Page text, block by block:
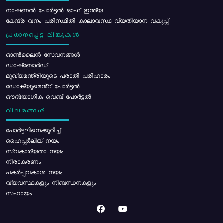
നാഷണൽ പോർട്ടൽ ഓഫ് ഇന്ത്യ
കേന്ദ്ര വനം പരിസ്ഥിതി കാലാവസ്ഥ വ്യതിയാന വകുപ്പ്
പ്രധാനപ്പെട്ട ലിങ്കുകൾ
ഓൺലൈൻ സേവനങ്ങൾ
ഡാഷ്ബോർഡ്
മുഖ്യമന്ത്രിയുടെ പരാതി പരിഹാരം
ഡോക്യുമെൻ്റ് പോർട്ടൽ
ഔദ്യോഗിക വെബ് പോർട്ടൽ
വിവരങ്ങൾ
പോര്‍ട്ടലിനെക്കുറിച്ച്
ഹൈപ്പർലിങ്ക് നയം
സ്വകാര്യതാ നയം
നിരാകരണം
പകർപ്പവകാശ നയം
വ്യവസ്ഥകളും നിബന്ധനകളും
സഹായം